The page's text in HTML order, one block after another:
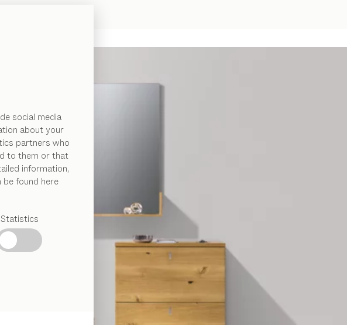
social media
about your
partners who
to them or that
information,
found here
Statistics